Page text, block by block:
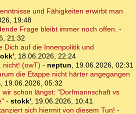
und Fähigkeiten erwirbt man
19:48
Frage bleibt immer noch offen. -
21:32
Dich auf die Innenpolitik und
, 18.06.2026, 22:24
nicht! (owT) - neptun, 19.06.2026, 02:31
die Etappe nicht härter angegangen
, 19.06.2026, 05:32
wir schon längst: "Dorfmannschaft vs
- stokk', 19.06.2026, 10:41
sich hiermit von diesem Tun! -